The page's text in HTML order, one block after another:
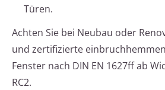
Türen.
Achten Sie bei Neubau oder
und zertifizierte
Fenster nach DIN EN 1627ff ab
RC2.